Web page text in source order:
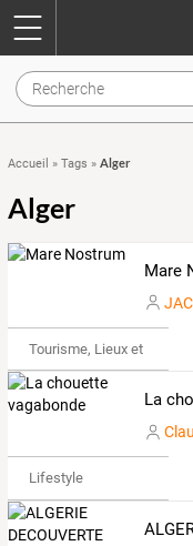
Accueil » Tags » Alger
Alger
Mare
Tourisme, Lieux et
Lifestyle